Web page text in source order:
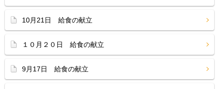
10月21日 給食の献立
１０月２０日 給食の献立
9月17日 給食の献立